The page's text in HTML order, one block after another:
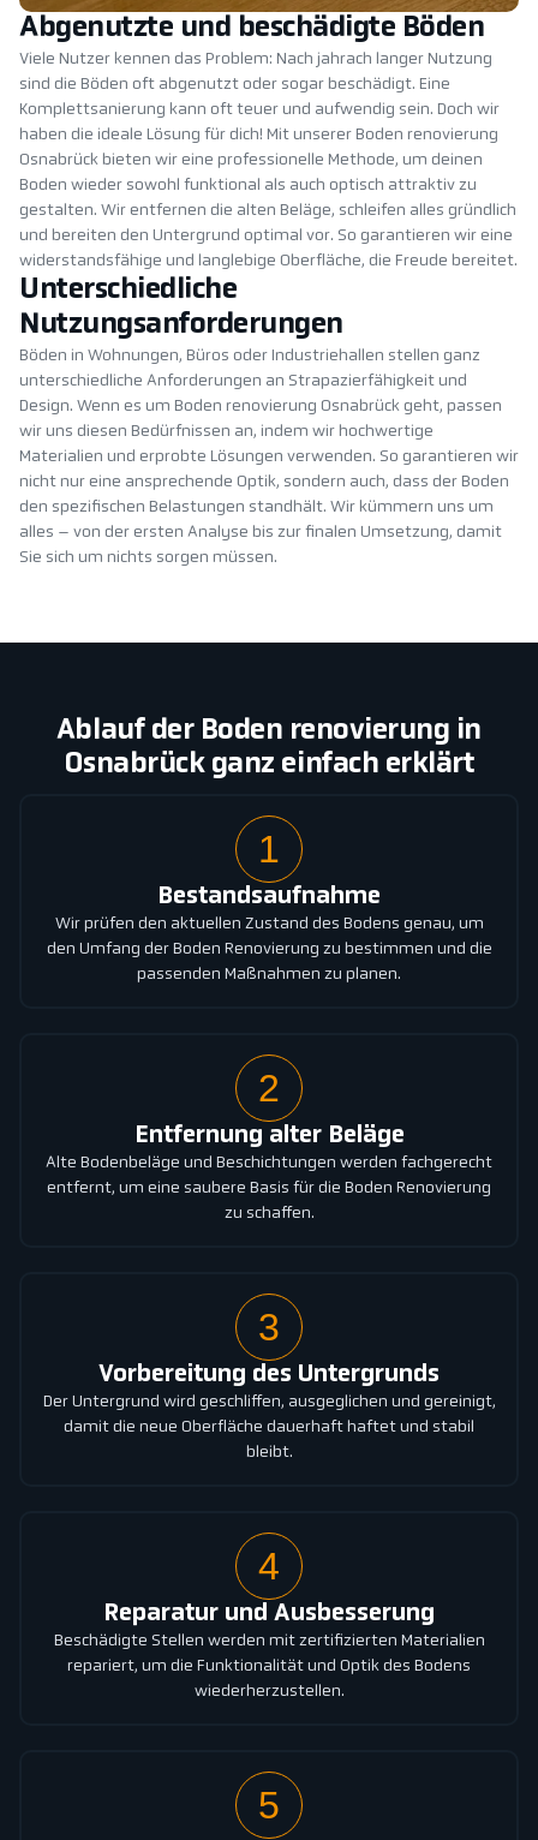
Abgenutzte und beschädigte Böden
Viele Nutzer kennen das Problem: Nach jahrach langer Nutzung
sind die Böden oft abgenutzt oder sogar beschädigt. Eine
Komplettsanierung kann oft teuer und aufwendig sein. Doch wir
haben die ideale Lösung für dich! Mit unserer Boden renovierung
Osnabrück bieten wir eine professionelle Methode, um deinen
Boden wieder sowohl funktional als auch optisch attraktiv zu
gestalten. Wir entfernen die alten Beläge, schleifen alles gründlich
und bereiten den Untergrund optimal vor. So garantieren wir eine
widerstandsfähige und langlebige Oberfläche, die Freude bereitet.
Unterschiedliche
Nutzungsanforderungen
Böden in Wohnungen, Büros oder Industriehallen stellen ganz
unterschiedliche Anforderungen an Strapazierfähigkeit und
Design. Wenn es um Boden renovierung Osnabrück geht, passen
wir uns diesen Bedürfnissen an, indem wir hochwertige
Materialien und erprobte Lösungen verwenden. So garantieren wir
nicht nur eine ansprechende Optik, sondern auch, dass der Boden
den spezifischen Belastungen standhält. Wir kümmern uns um
alles – von der ersten Analyse bis zur finalen Umsetzung, damit
Sie sich um nichts sorgen müssen.
Ablauf der Boden renovierung in
Osnabrück ganz einfach erklärt
1
Bestandsaufnahme
Wir prüfen den aktuellen Zustand des Bodens genau, um
den Umfang der Boden Renovierung zu bestimmen und die
passenden Maßnahmen zu planen.
2
Entfernung alter Beläge
Alte Bodenbeläge und Beschichtungen werden fachgerecht
entfernt, um eine saubere Basis für die Boden Renovierung
zu schaffen.
3
Vorbereitung des Untergrunds
Der Untergrund wird geschliffen, ausgeglichen und gereinigt,
damit die neue Oberfläche dauerhaft haftet und stabil
bleibt.
4
Reparatur und Ausbesserung
Beschädigte Stellen werden mit zertifizierten Materialien
repariert, um die Funktionalität und Optik des Bodens
wiederherzustellen.
5